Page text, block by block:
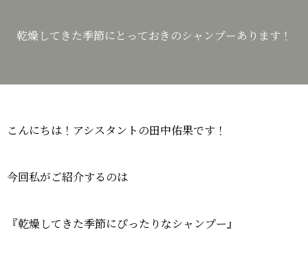
乾燥してきた季節にとっておきのシャンプーあります！
こんにちは！アシスタントの田中佑果です！
今回私がご紹介するのは
『乾燥してきた季節にぴったりなシャンプー』